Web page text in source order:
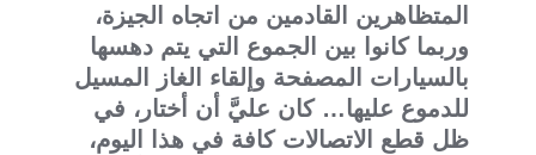
المتظاهرين القادمين من اتجاه الجيزة،
وربما كانوا بين الجموع التي يتم دهسها
بالسيارات المصفحة وإلقاء الغاز المسيل
للدموع عليها… كان عليَّ أن أختار، في
ظل قطع الاتصالات كافة في هذا اليوم،